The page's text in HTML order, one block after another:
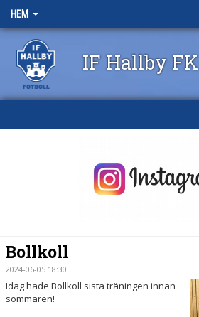
HEM
IF Hallby FK
KALENDER
BILDGALLERI
Bollkoll
2024-06-05 18:30
Idag hade Bollkoll sista träningen innan
sommaren!